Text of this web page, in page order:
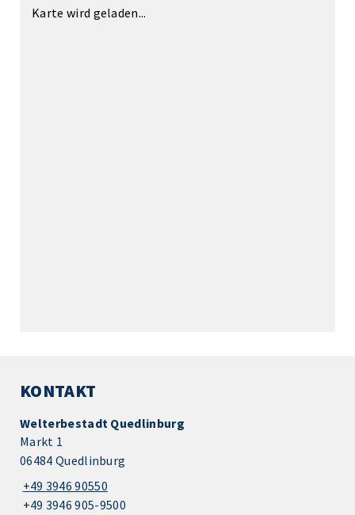
Karte wird geladen...
KONTAKT
Welterbestadt Quedlinburg
Markt 1
06484 Quedlinburg
+49 3946 90550
+49 3946 905-9500